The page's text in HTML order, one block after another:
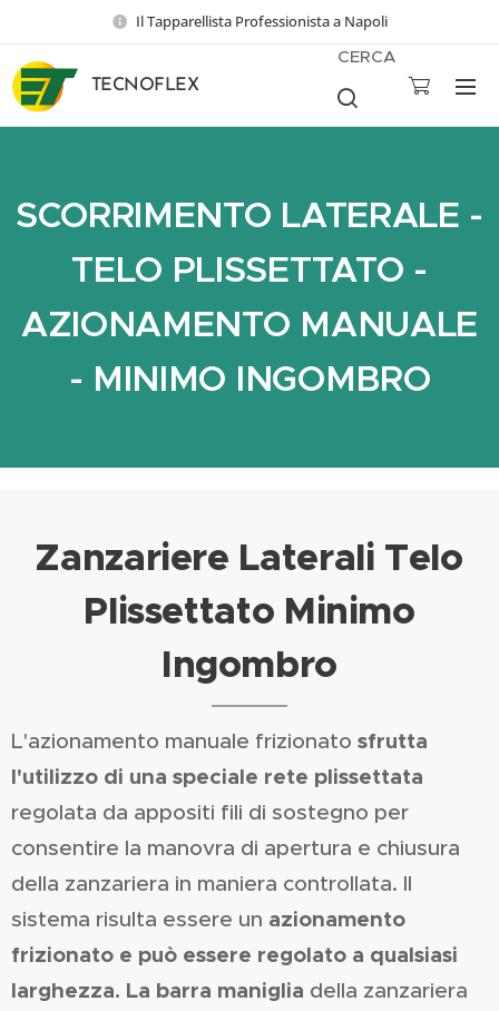
Il Tapparellista Professionista a Napoli
TECNOFLEX
CERCA
SCORRIMENTO LATERALE -
TELO PLISSETTATO -
AZIONAMENTO MANUALE
- MINIMO INGOMBRO
Zanzariere Laterali Telo
Plissettato Minimo
Ingombro
L'azionamento manuale frizionato sfrutta
l'utilizzo di una speciale rete plissettata
regolata da appositi fili di sostegno per
consentire la manovra di apertura e chiusura
della zanzariera in maniera controllata. Il
sistema risulta essere un azionamento
frizionato e può essere regolato a qualsiasi
larghezza. La barra maniglia della zanzariera